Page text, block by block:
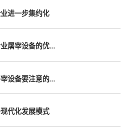
进一步集约化
屠宰设备的优...
设备要注意的...
代化发展模式